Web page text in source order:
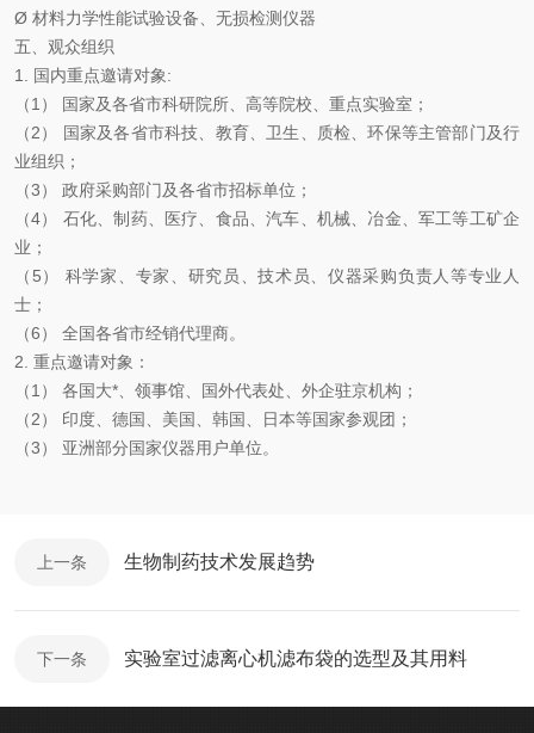
Ø 材料力学性能试验设备、无损检测仪器
五、观众组织
1. 国内重点邀请对象:
（1） 国家及各省市科研院所、高等院校、重点实验室；
（2） 国家及各省市科技、教育、卫生、质检、环保等主管部门及行
业组织；
（3） 政府采购部门及各省市招标单位；
（4） 石化、制药、医疗、食品、汽车、机械、冶金、军工等工矿企
业；
（5） 科学家、专家、研究员、技术员、仪器采购负责人等专业人
士；
（6） 全国各省市经销代理商。
2. 重点邀请对象：
（1） 各国大*、领事馆、国外代表处、外企驻京机构；
（2） 印度、德国、美国、韩国、日本等国家参观团；
（3） 亚洲部分国家仪器用户单位。
上一条 生物制药技术发展趋势
下一条 实验室过滤离心机滤布袋的选型及其用料